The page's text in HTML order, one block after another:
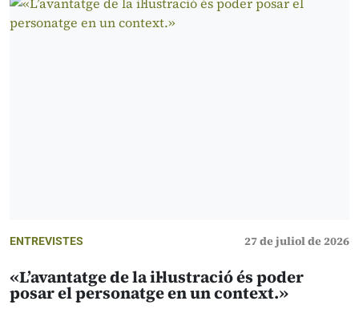
ENTREVISTES 27 de juliol de 2026
«L’avantatge de la il·lustració és poder
posar el personatge en un context.»